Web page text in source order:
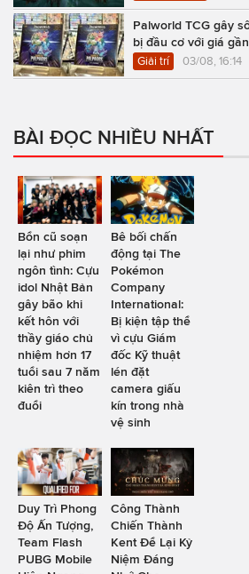
Palworld TCG gây
bị đầu cơ với giá
Giải trí 03/08, 16:14
BÀI ĐỌC NHIỀU NHẤT
Bổn cũ soạn
lại như phim
ngôn tình: Cựu
idol Nhật Bản
gây bão khi
kết hôn với
thầy giáo chủ
nhiệm hơn 17
tuổi sau 7 năm
kiên trì theo
đuổi
Bê bối chấn
động tại The
Pokémon
Company
International:
Bị kiện tập thể
vì cựu Giám
đốc Kỹ thuật
lén đặt
camera giấu
kín trong nhà
vệ sinh
Duy Trì Phong
Độ Ấn Tượng,
Team Flash
PUBG Mobile
Công Thành
Chiến Thành
Kent Để Lại Kỷ
Niệm Đáng